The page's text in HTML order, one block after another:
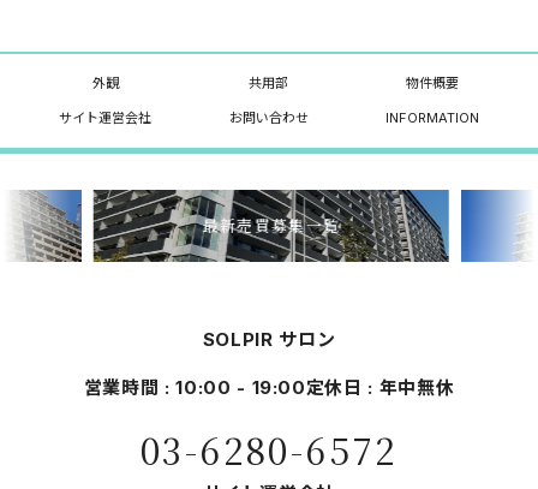
外観 共用部 物件概要
サイト運営会社 お問い合わせ INFORMATION
最新売買募集一覧
SOLPIR サロン
営業時間 : 10:00 - 19:00定休日 : 年中無休
03-6280-6572